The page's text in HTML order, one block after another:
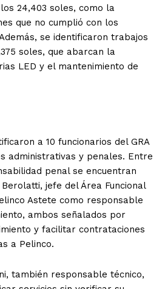
24,403 soles, como la
que no cumplió con los
se identificaron trabajos
soles, que abarcan la
LED y el mantenimiento de
a 10 funcionarios del GRA
administrativas y penales. Entre
penal se encuentran
jefe del Área Funcional
Astete como responsable
ambos señalados por
y facilitar contrataciones
a Pelinco.
también responsable técnico,